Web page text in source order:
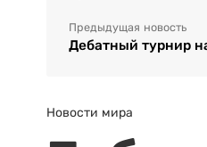
Предыдущая новость
Дебатный турнир
Новости мира